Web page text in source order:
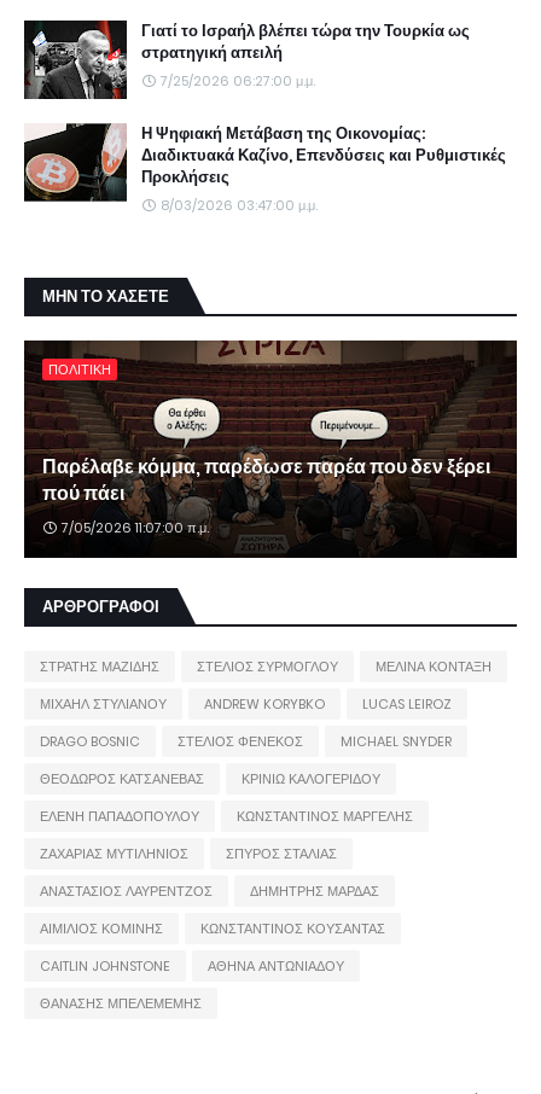
Γιατί το Ισραήλ βλέπει τώρα την Τουρκία ως
στρατηγική απειλή
7/25/2026 06:27:00 μ.μ.
Η Ψηφιακή Μετάβαση της Οικονομίας:
Διαδικτυακά Καζίνο, Επενδύσεις και Ρυθμιστικές
Προκλήσεις
8/03/2026 03:47:00 μ.μ.
ΜΗΝ ΤΟ ΧΑΣΕΤΕ
ΠΟΛΙΤΙΚΗ
Παρέλαβε κόμμα, παρέδωσε παρέα που δεν ξέρει
πού πάει
7/05/2026 11:07:00 π.μ.
ΑΡΘΡΟΓΡΑΦΟΙ
ΣΤΡΑΤΗΣ ΜΑΖΙΔΗΣ ΣΤΕΛΙΟΣ ΣΥΡΜΟΓΛΟΥ
ΜΕΛΙΝΑ ΚΟΝΤΑΞΗ
ΜΙΧΑΗΛ ΣΤΥΛΙΑΝΟΥ
ANDREW KORYBKO
LUCAS LEIROZ
DRAGO BOSNIC
ΣΤΕΛΙΟΣ ΦΕΝΕΚΟΣ
MICHAEL SNYDER
ΘΕΟΔΩΡΟΣ ΚΑΤΣΑΝΕΒΑΣ
ΚΡΙΝΙΩ ΚΑΛΟΓΕΡΙΔΟΥ
ΕΛΕΝΗ ΠΑΠΑΔΟΠΟΥΛΟΥ
ΚΩΝΣΤΑΝΤΙΝΟΣ ΜΑΡΓΕΛΗΣ
ΖΑΧΑΡΙΑΣ ΜΥΤΙΛΗΝΙΟΣ
ΣΠΥΡΟΣ ΣΤΑΛΙΑΣ
ΑΝΑΣΤΑΣΙΟΣ ΛΑΥΡΕΝΤΖΟΣ
ΔΗΜΗΤΡΗΣ ΜΑΡΔΑΣ
ΑΙΜΙΛΙΟΣ ΚΟΜΙΝΗΣ
ΚΩΝΣΤΑΝΤΙΝΟΣ ΚΟΥΣΑΝΤΑΣ
CAITLIN JOHNSTONE
ΑΘΗΝΑ ΑΝΤΩΝΙΑΔΟΥ
ΘΑΝΑΣΗΣ ΜΠΕΛΕΜΕΜΗΣ